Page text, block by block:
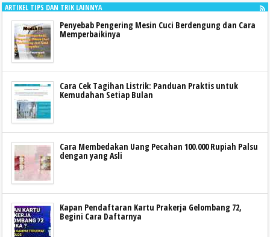
ARTIKEL TIPS DAN TRIK LAINNYA
Penyebab Pengering Mesin Cuci Berdengung dan Cara
Memperbaikinya
Cara Cek Tagihan Listrik: Panduan Praktis untuk
Kemudahan Setiap Bulan
Cara Membedakan Uang Pecahan 100.000 Rupiah Palsu
dengan yang Asli
Kapan Pendaftaran Kartu Prakerja Gelombang 72,
Begini Cara Daftarnya